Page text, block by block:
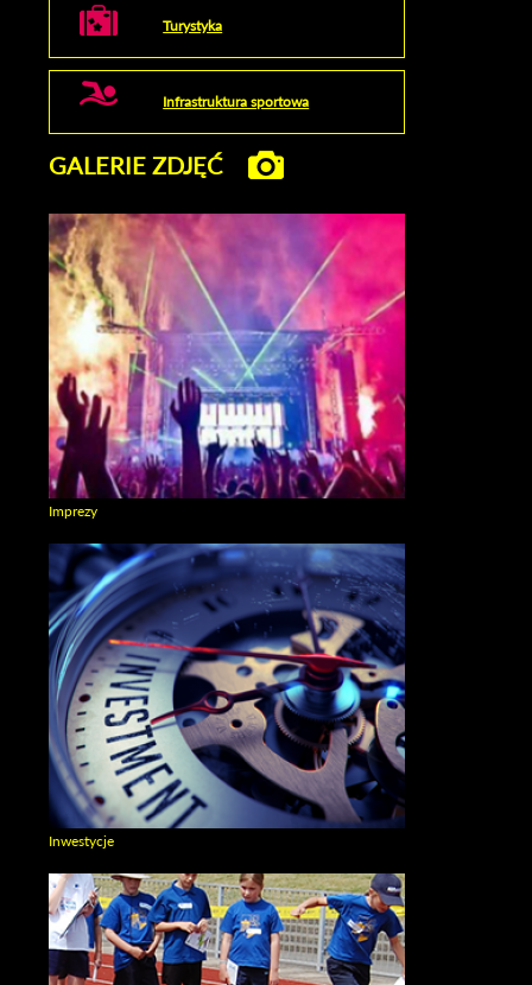
Turystyka
Infrastruktura sportowa
GALERIE ZDJĘĆ
Imprezy
Inwestycje